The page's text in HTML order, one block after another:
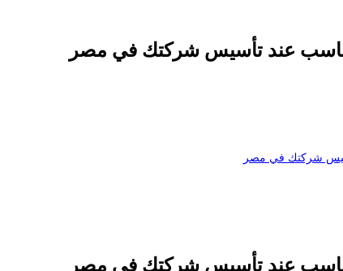
عند تأسيس شركتك في مصر
شركتك في مصر
عند تأسيس شركتك في مصر